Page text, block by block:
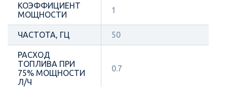
КОЭФФИЦИЕНТ
МОЩНОСТИ
1
ЧАСТОТА, ГЦ 50
РАСХОД
ТОПЛИВА ПРИ
75% МОЩНОСТИ
Л/Ч
0.7